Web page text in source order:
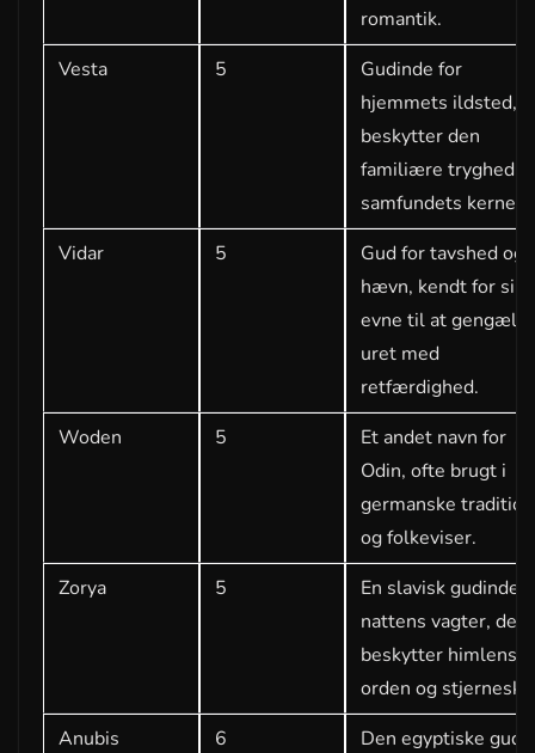
romantik.
Vesta
5
Gudinde for
hjemmets ildsted,
beskytter den
familiære tryghed
samfundets kerne.
Vidar
5
Gud for tavshed og
hævn, kendt for sin
evne til at
uret med
retfærdighed.
Woden
5
Et andet navn for
Odin, ofte brugt i
germanske
og folkeviser.
Zorya
5
En slavisk gudinde
nattens vagter, der
beskytter himlens
orden og
Anubis
6
Den egyptiske gud